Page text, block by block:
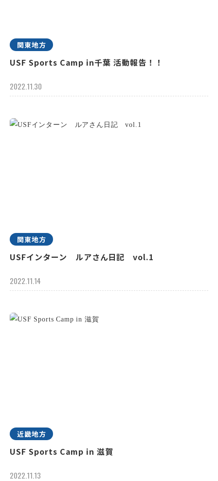
関東地方
USF Sports Camp in千葉 活動報告！！
2022.11.30
関東地方
USFインターン ルアさん日記 vol.1
2022.11.14
近畿地方
USF Sports Camp in 滋賀
2022.11.13